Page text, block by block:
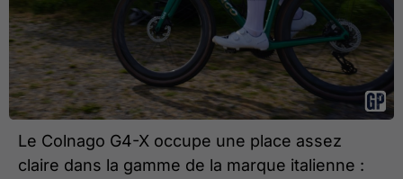
Le Colnago G4-X occupe une place assez
claire dans la gamme de la marque italienne :